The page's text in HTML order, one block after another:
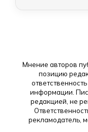
Мнение авторов
позицию
информации.
редакцией, не
рекламодатель,